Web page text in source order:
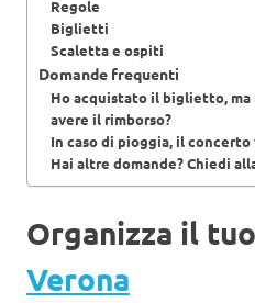
Regole
Biglietti
Scaletta e ospiti
Domande frequenti
Ho acquistato il biglietto, ma
avere il rimborso?
In caso di pioggia, il
Hai altre domande? Chiedi
Organizza il
Verona